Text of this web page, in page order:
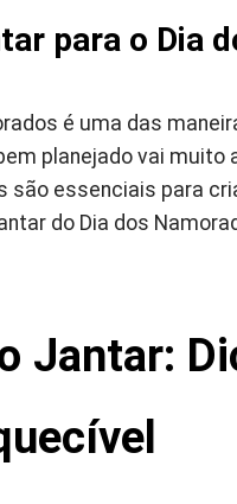
para o Dia
é uma das
planejado vai
são essenciais para
do Dia dos
Jantar: